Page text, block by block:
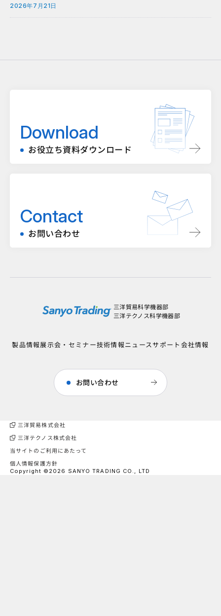
2026年7月21日
Download
お役立ち資料ダウンロード
Contact
お問い合わせ
三洋貿易科学機器部
三洋テクノス科学機器部
製品情報展示会・セミナー技術情報ニュースサポート 会社情報
お問い合わせ
三洋貿易株式会社
三洋テクノス株式会社
当サイトのご利用にあたって
個人情報保護方針
Copyright ©2026 SANYO TRADING CO., LTD